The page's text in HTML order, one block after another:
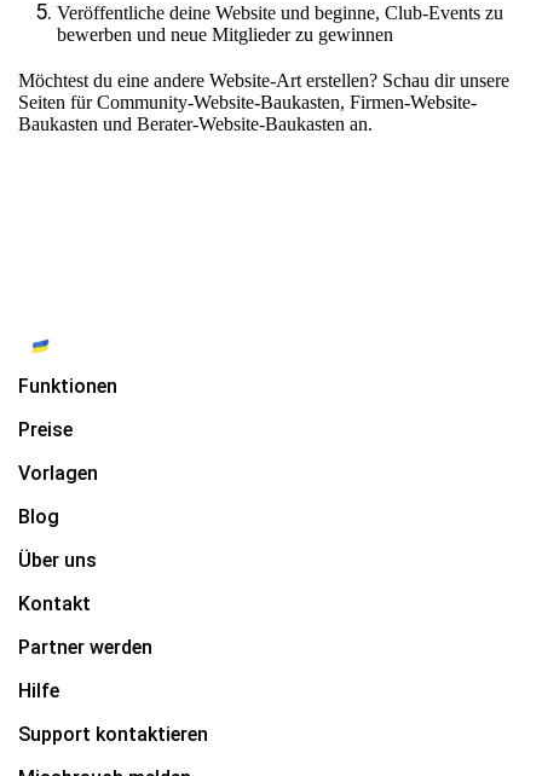
Veröffentliche deine Website und beginne, Club-Events zu
bewerben und neue Mitglieder zu gewinnen
Möchtest du eine andere Website-Art erstellen? Schau dir unsere
Seiten fürCommunity-Website-Baukasten, Firmen-Website-
Baukasten und Berater-Website-Baukasten an.
Funktionen
Preise
Vorlagen
Blog
Über uns
Kontakt
Partner werden
Hilfe
Support kontaktieren